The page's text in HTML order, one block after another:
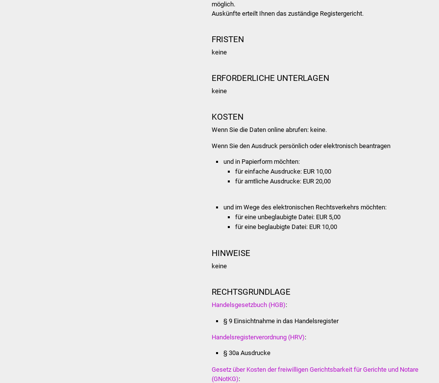
möglich.
Auskünfte erteilt Ihnen das zuständige Registergericht.
FRISTEN
keine
ERFORDERLICHE UNTERLAGEN
keine
KOSTEN
Wenn Sie die Daten online abrufen: keine.
Wenn Sie den Ausdruck persönlich oder elektronisch beantragen
und in Papierform möchten:
für einfache Ausdrucke: EUR 10,00
für amtliche Ausdrucke: EUR 20,00
und im Wege des elektronischen Rechtsverkehrs möchten:
für eine unbeglaubigte Datei: EUR 5,00
für eine beglaubigte Datei: EUR 10,00
HINWEISE
keine
RECHTSGRUNDLAGE
Handelsgesetzbuch (HGB):
§ 9 Einsichtnahme in das Handelsregister
Handelsregisterverordnung (HRV):
§ 30a Ausdrucke
Gesetz über Kosten der freiwilligen Gerichtsbarkeit für Gerichte und Notare
(GNotKG):